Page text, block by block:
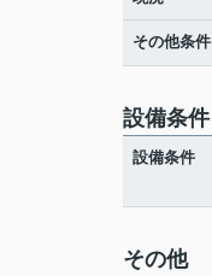
その他条件
設備条件
設備条件
その他